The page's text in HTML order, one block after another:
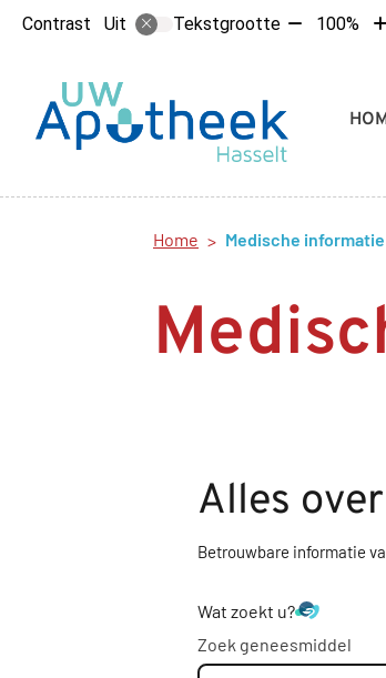
Contrast Uit Tekstgrootte Tekst100%
Home Medische informatie
Alles
Betrouwbare informatie
Wat zoekt u?
Zoek geneesmiddel